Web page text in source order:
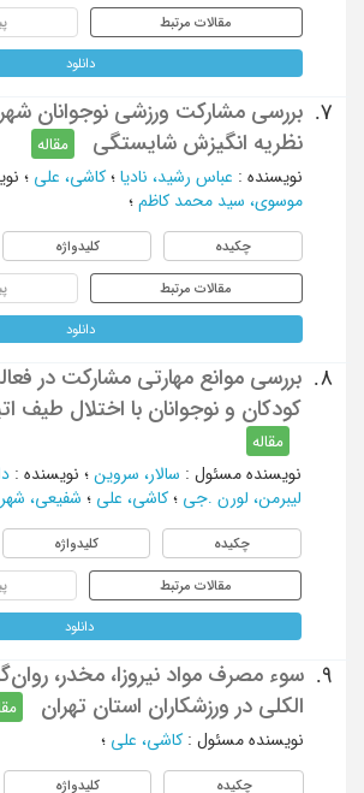
مقالات مرتبط
دانلود
7.
بررسی مشارکت ورزشی نوجوانان
نظریه انگیزش شایستگی
مقاله
نویسنده : عباس رشید، نادیا ؛ کاشی، علی ؛
موسوی، سید محمد کاظم ؛
چکیده کلیدواژه
مقالات مرتبط
دانلود
8.
بررسی موانع مهارتی مشارکت در
کودکان و نوجوانان با اختلال طیف
مقاله
نویسنده مسئول : سالار، سروین ؛ نویسنده :
لیبرمن، لورن .جی ؛ کاشی، علی ؛ شفیعی،
چکیده کلیدواژه
مقالات مرتبط
دانلود
9.
سوء مصرف مواد نیروزا، مخدر،
الکلی در ورزشکاران استان تهران
نویسنده مسئول : کاشی، علی ؛
چکیده کلیدواژه